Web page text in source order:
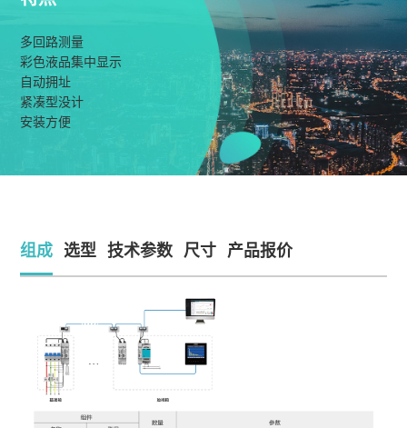
多回路测量
彩色液品集中显示
自动拥址
紧凑型没计
安装方便
组成 选型 技术参数 尺寸 产品报价